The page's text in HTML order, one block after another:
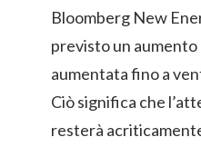
Bloomberg New
previsto un
aumentata fino a
Ciò significa che
resterà